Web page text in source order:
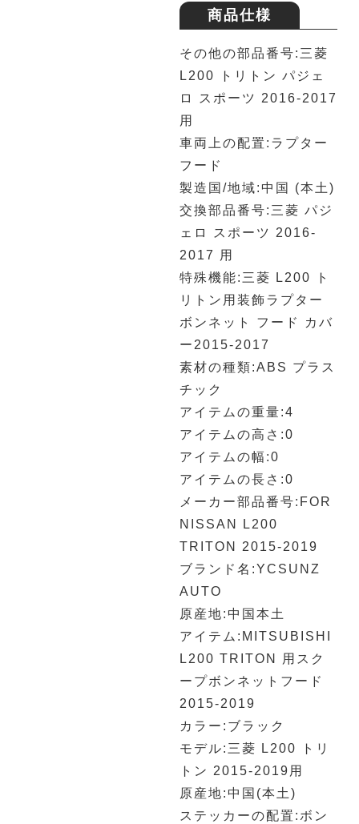
商品仕様
その他の部品番号:三菱
L200 トリトン パジェ
ロ スポーツ 2016-2017
用
車両上の配置:ラプター
フード
製造国/地域:中国 (本土)
交換部品番号:三菱 パジ
ェロ スポーツ 2016-
2017 用
特殊機能:三菱 L200 ト
リトン用装飾ラプター
ボンネット フード カバ
ー2015-2017
素材の種類:ABS プラス
チック
アイテムの重量:4
アイテムの高さ:0
アイテムの幅:0
アイテムの長さ:0
メーカー部品番号:FOR
NISSAN L200
TRITON 2015-2019
ブランド名:YCSUNZ
AUTO
原産地:中国本土
アイテム:MITSUBISHI
L200 TRITON 用スク
ープボンネットフード
2015-2019
カラー:ブラック
モデル:三菱 L200 トリ
トン 2015-2019用
原産地:中国(本土)
ステッカーの配置:ボン